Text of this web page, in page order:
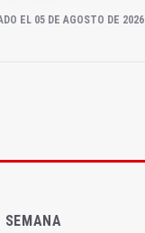
EL 05 DE AGOSTO DE 2026